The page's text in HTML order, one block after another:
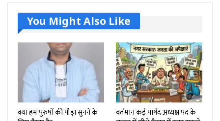
You Might Also Like
क्या हम पुरुषों की पीड़ा सुनने के
वर्तमान कई पार्षद अध्यक्ष पद के